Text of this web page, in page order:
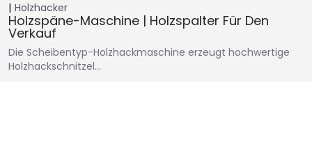
Holzhacker
Holzspäne-Maschine | Holzspalter Für Den
Verkauf
Die Scheibentyp-Holzhackmaschine erzeugt hochwertige
Holzhackschnitzel…